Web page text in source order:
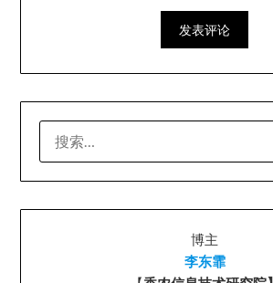
索：
博主
李东霏